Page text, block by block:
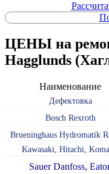
ЦЕНЫ на
Hagglunds
Наименование
Дефектовка
Bosch Rexroth
Brueninghaus Hydromatik
Kawasaki, Hitachi,
Sauer Danfoss,